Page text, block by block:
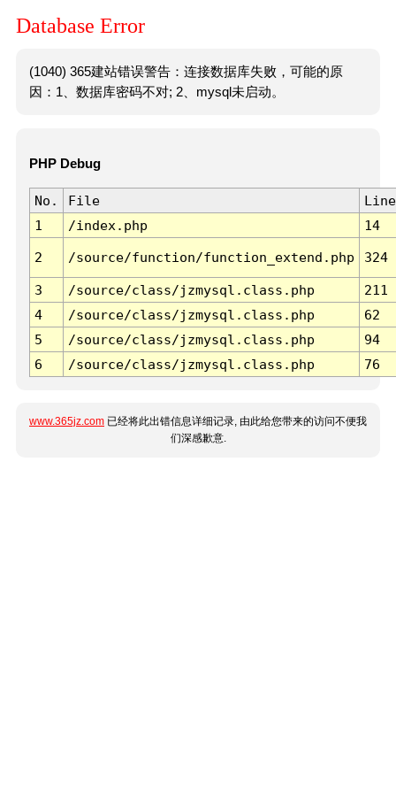
Database Error
(1040) 365建站错误警告：连接数据库失败，可能的原
因：1、数据库密码不对; 2、mysql未启动。
PHP Debug
No. File
Line
1
/index.php 14
2 /source/function/function_extend.php 324
3 /source/class/jzmysql.class.php
211
4
/source/class/jzmysql.class.php
62
5
/source/class/jzmysql.class.php
94
6
/source/class/jzmysql.class.php 76
www.365jz.com 已经将此出错信息详细记录, 由此给您带来的访问不便我
们深感歉意.